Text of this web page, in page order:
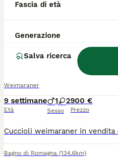
Fascia di età
Generazione
Salva ricerca
Vendo cuccioli weimaraner
Weimaraner
9 settimane
Età
1 2
Sesso
900 €
Prezzo
Bagno di Romagna (134.6km)